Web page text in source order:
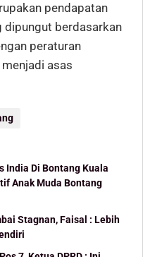
pendapatan
dipungut berdasarkan
peraturan
asas
India Di Bontang Kuala
Anak Muda Bontang
Stagnan, Faisal : Lebih